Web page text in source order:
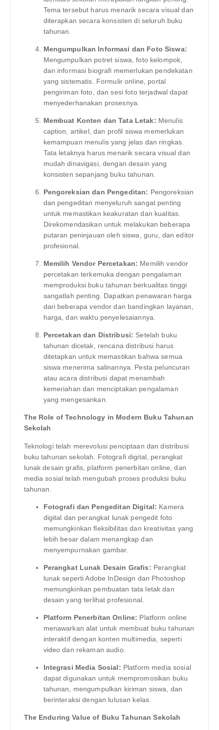
Tema tersebut harus menarik secara visual dan
diterapkan secara konsisten di seluruh buku
tahunan.
Mengumpulkan Informasi dan Foto Siswa:
Mengumpulkan potret siswa, foto kelompok,
dan informasi biografi memerlukan pendekatan
yang sistematis. Formulir online, portal
pengiriman foto, dan sesi foto terjadwal dapat
menyederhanakan prosesnya.
Membuat Konten dan Tata Letak: Menulis
caption, artikel, dan profil siswa memerlukan
kemampuan menulis yang jelas dan ringkas.
Tata letaknya harus menarik secara visual dan
mudah dinavigasi, dengan desain yang
konsisten sepanjang buku tahunan.
Pengoreksian dan Pengeditan: Pengoreksian
dan pengeditan menyeluruh sangat penting
untuk memastikan keakuratan dan kualitas.
Direkomendasikan untuk melakukan beberapa
putaran peninjauan oleh siswa, guru, dan editor
profesional.
Memilih Vendor Percetakan: Memilih vendor
percetakan terkemuka dengan pengalaman
memproduksi buku tahunan berkualitas tinggi
sangatlah penting. Dapatkan penawaran harga
dari beberapa vendor dan bandingkan layanan,
harga, dan waktu penyelesaiannya.
Percetakan dan Distribusi: Setelah buku
tahunan dicetak, rencana distribusi harus
ditetapkan untuk memastikan bahwa semua
siswa menerima salinannya. Pesta peluncuran
atau acara distribusi dapat menambah
kemeriahan dan menciptakan pengalaman
yang mengesankan.
The Role of Technology in Modern Buku Tahunan
Sekolah
Teknologi telah merevolusi penciptaan dan distribusi
buku tahunan sekolah. Fotografi digital, perangkat
lunak desain grafis, platform penerbitan online, dan
media sosial telah mengubah proses produksi buku
tahunan.
Fotografi dan Pengeditan Digital: Kamera
digital dan perangkat lunak pengedit foto
memungkinkan fleksibilitas dan kreativitas yang
lebih besar dalam menangkap dan
menyempurnakan gambar.
Perangkat Lunak Desain Grafis: Perangkat
lunak seperti Adobe InDesign dan Photoshop
memungkinkan pembuatan tata letak dan
desain yang terlihat profesional.
Platform Penerbitan Online: Platform online
menawarkan alat untuk membuat buku tahunan
interaktif dengan konten multimedia, seperti
video dan rekaman audio.
Integrasi Media Sosial: Platform media sosial
dapat digunakan untuk mempromosikan buku
tahunan, mengumpulkan kiriman siswa, dan
berinteraksi dengan lulusan kelas.
The Enduring Value of Buku Tahunan Sekolah